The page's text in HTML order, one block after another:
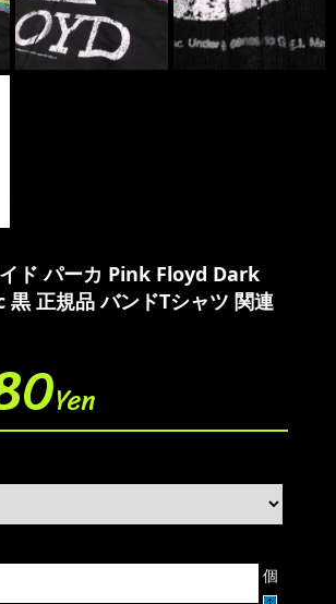
ド パーカ Pink Floyd Dark
黒 正規品 バンドTシャツ 関連
Yen
個